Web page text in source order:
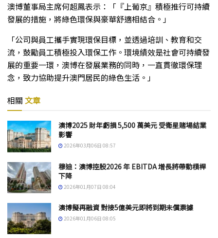
澳博董事局主席何超鳳表示：「『上葡京』積極推行可持續
發展的措施，將綠色環保與豪華舒適相結合。」
「公司與員工攜手實現環保目標，並透過培訓、教育和交
流，鼓勵員工積極投入環保工作。環境績效是社會可持續發
展的重要一環，澳博在發展業務的同時，一直貫徹環保理
念，致力協助提升澳門居民的綠色生活。」
相關 文章
澳博2025 財年虧損 5,500 萬美元 受衛星賭場結業
影響
2026年03月06日 08:57
穆迪：澳博控股2026 年 EBITDA 增長將帶動槓桿
下降
2026年01月07日 08:04
澳博擬再融資 對接5億美元即將到期未償票據
2026年01月06日 08:05